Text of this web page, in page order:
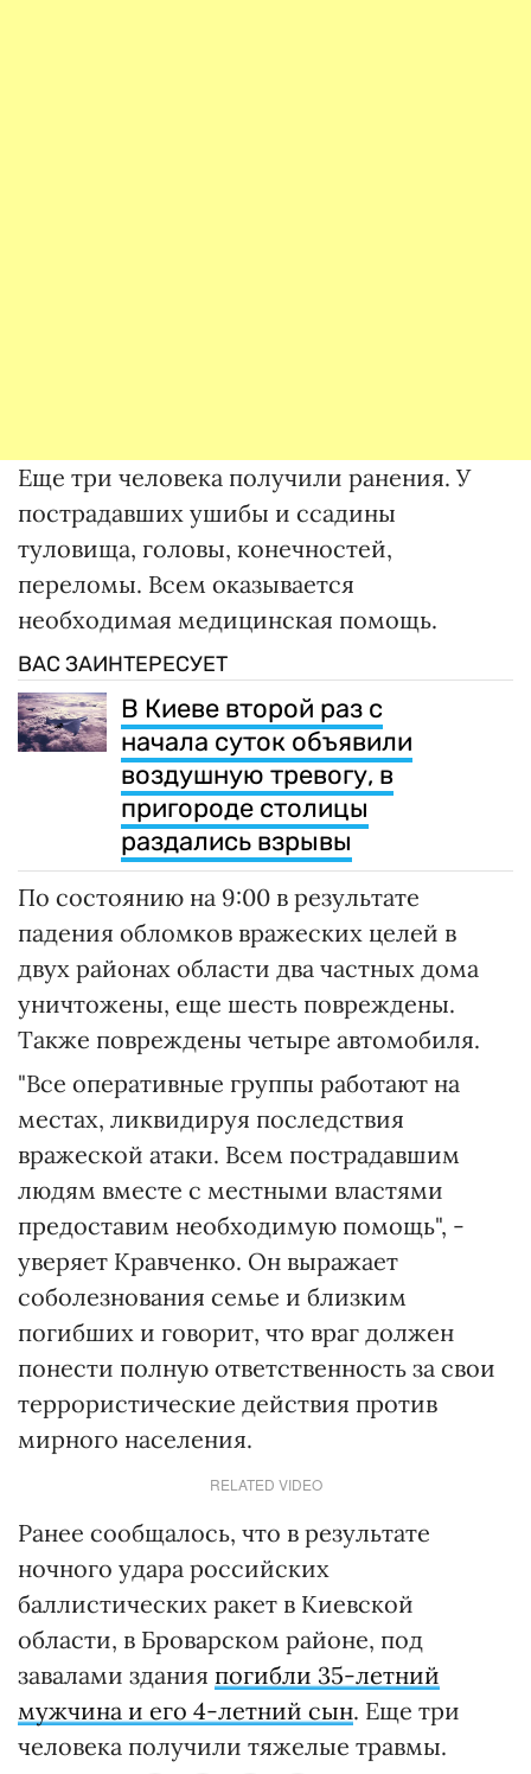
Еще три человека получили ранения. У
пострадавших ушибы и ссадины
туловища, головы, конечностей,
переломы. Всем оказывается
необходимая медицинская помощь.
ВАС ЗАИНТЕРЕСУЕТ
В Киеве второй раз с
начала суток объявили
воздушную тревогу, в
пригороде столицы
раздались взрывы
По состоянию на 9:00 в результате
падения обломков вражеских целей в
двух районах области два частных дома
уничтожены, еще шесть повреждены.
Также повреждены четыре автомобиля.
"Все оперативные группы работают на
местах, ликвидируя последствия
вражеской атаки. Всем пострадавшим
людям вместе с местными властями
предоставим необходимую помощь", -
уверяет Кравченко. Он выражает
соболезнования семье и близким
погибших и говорит, что враг должен
понести полную ответственность за свои
террористические действия против
мирного населения.
RELATED VIDEO
Ранее сообщалось, что в результате
ночного удара российских
баллистических ракет в Киевской
области, в Броварском районе, под
завалами здания погибли 35-летний
мужчина и его 4-летний сын. Еще три
человека получили тяжелые травмы.